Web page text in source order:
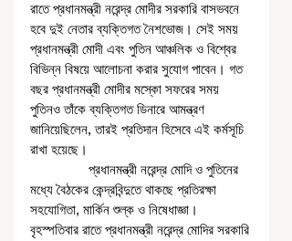
রাতে প্রধানমন্ত্রী নরেন্দ্র মোদীর সরকারি বাসভবনে
হবে দুই নেতার ব্যক্তিগত নৈশভোজ। সেই সময়
প্রধানমন্ত্রী মোদী এবং পুতিন আঞ্চলিক ও বিশ্বের
বিভিন্ন বিষয়ে আলোচনা করার সুযোগ পাবেন। গত
বছর প্রধানমন্ত্রী মোদীর মস্কো সফরের সময়
পুতিনও তাঁকে ব্যক্তিগত ডিনারে আমন্ত্রণ
জানিয়েছিলেন, তারই প্রতিদান হিসেবে এই কর্মসূচি
রাখা হয়েছে।
মধ্যে বৈঠকের কেন্দ্রবিন্দুতে থাকছে প্রতিরক্ষা
সহযোগিতা, মার্কিন শুল্ক ও নিষেধাজ্ঞা।
বৃহস্পতিবার রাতে প্রধানমন্ত্রী নরেন্দ্র মোদির সরকারি